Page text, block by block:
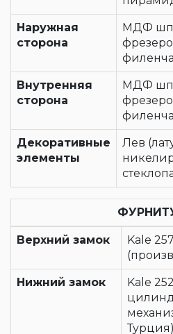
Наружная
сторона
МДФ
Внутренняя
сторона
МДФ
Декоративные
элементы
Лев
Верхний замок
Kale
Нижний замок
Kale
Турция)